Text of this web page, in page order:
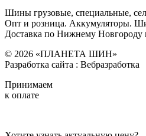
Шины грузовые, специальные,
Опт и розница. Аккумуляторы.
Доставка по Нижнему Новгороду
© 2026 «ПЛАНЕТА ШИН»
Разработка сайта : Вебразработка
Принимаем
к оплате